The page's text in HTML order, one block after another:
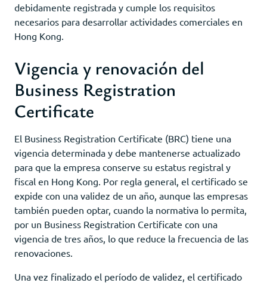
debidamente registrada y cumple los requisitos
necesarios para desarrollar actividades comerciales en
Hong Kong.
Vigencia y renovación del
Business Registration
Certificate
El Business Registration Certificate (BRC) tiene una
vigencia determinada y debe mantenerse actualizado
para que la empresa conserve su estatus registral y
fiscal en Hong Kong. Por regla general, el certificado se
expide con una validez de un año, aunque las empresas
también pueden optar, cuando la normativa lo permita,
por un Business Registration Certificate con una
vigencia de tres años, lo que reduce la frecuencia de las
renovaciones.
Una vez finalizado el período de validez, el certificado